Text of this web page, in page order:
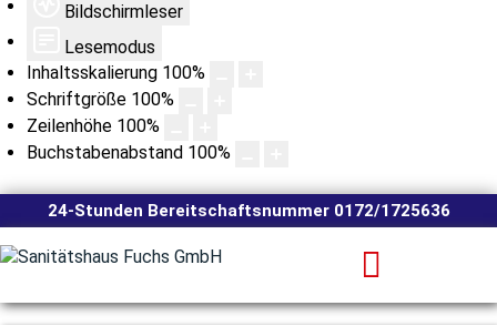
Bildschirmleser
Lesemodus
Inhaltsskalierung 100%
Schriftgröße 100%
Zeilenhöhe 100%
Buchstabenabstand 100%
24-Stunden Bereitschaftsnummer 0172/1725636